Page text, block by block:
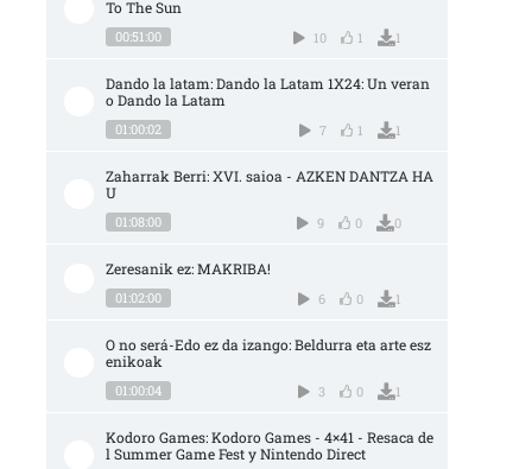
To The Sun
00:51:00 10 1 1
Dando la latam: Dando la Latam 1X24: Un veran
o Dando la Latam
01:00:02 7 1 1
Zaharrak Berri: XVI. saioa - AZKEN DANTZA HA
U
01:08:00 9 0 0
Zeresanik ez: MAKRIBA!
01:02:00 6 0 1
O no será-Edo ez da izango: Beldurra eta arte esz
enikoak
01:00:04 3 0 1
Kodoro Games: Kodoro Games - 4×41 - Resaca de
l Summer Game Fest y Nintendo Direct